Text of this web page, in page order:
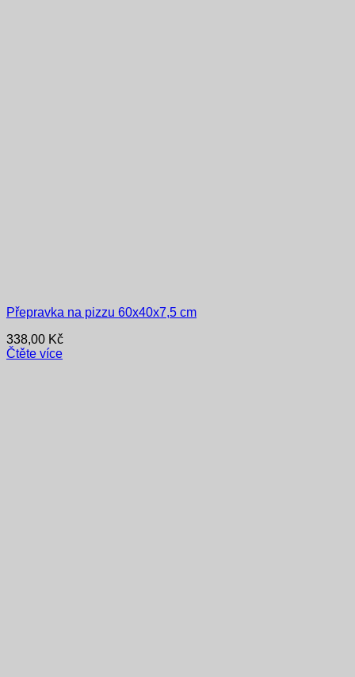
Přepravka na pizzu 60x40x7,5 cm
338,00 Kč
Čtěte více